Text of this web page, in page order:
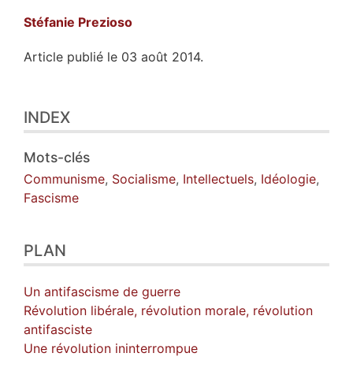
Stéfanie Prezioso
Article publié le 03 août 2014.
Plan
Texte
Notes
Citer cet article
Auteur
INDEX
Mots-clés
Communisme, Socialisme, Intellectuels, Idéologie,
Fascisme
PLAN
Un antifascisme de guerre
Révolution libérale, révolution morale, révolution
antifasciste
Une révolution ininterrompue